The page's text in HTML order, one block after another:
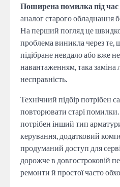
Поширена помилка під
аналог старого обладнання
На перший погляд це
проблема виникла через те,
підібране невдало або вже
навантаженням, така заміна
несправність.
Технічний підбір потрібен
повторювати старі помилки.
потрібен інший тип
керування, додатковий
продуманий доступ для
дорожче в довгостроковій
ремонти й простої часто